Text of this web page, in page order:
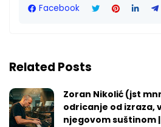
Facebook
Related Posts
Zoran Nikolić (jst
odricanje od izraza,
njegovom suštinom |